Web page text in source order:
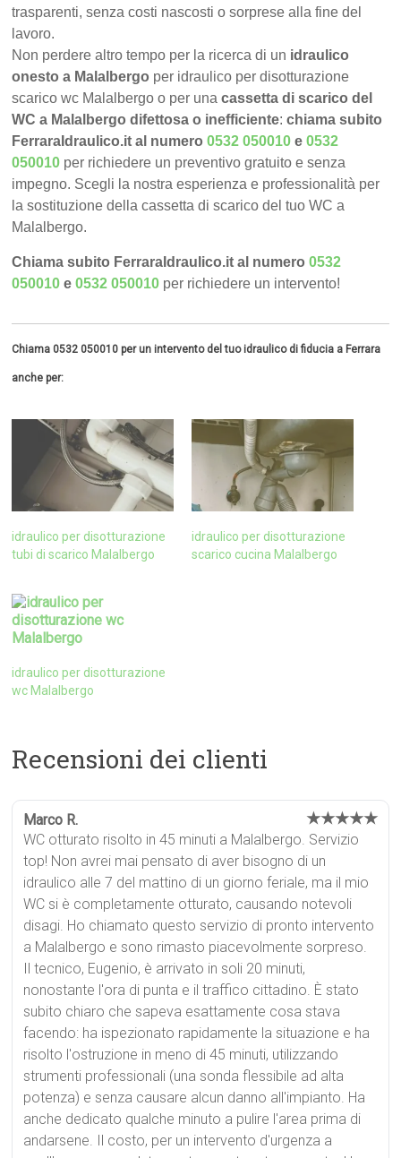
trasparenti, senza costi nascosti o sorprese alla fine del
lavoro.
Non perdere altro tempo per la ricerca di un idraulico
onesto a Malalbergo per idraulico per disotturazione
scarico wc Malalbergo o per unacassetta di scarico del
WC a Malalbergo difettosa o inefficiente:chiama subito
FerraraIdraulico.it al numero0532 050010 e0532
050010 per richiedere un preventivo gratuito e senza
impegno. Scegli la nostra esperienza e professionalità per
la sostituzione della cassetta di scarico del tuo WC a
Malalbergo.
Chiama subito FerraraIdraulico.it al numero0532
050010 e0532 050010 per richiedere un intervento!
Chiama 0532 050010 per un intervento del tuo idraulico di fiducia a Ferrara
anche per:
idraulico per disotturazione
tubi di scarico Malalbergo
idraulico per disotturazione
scarico cucina Malalbergo
idraulico per disotturazione
wc Malalbergo
Recensioni dei clienti
Marco R. ★★★★★
WC otturato risolto in 45 minuti a Malalbergo. Servizio
top! Non avrei mai pensato di aver bisogno di un
idraulico alle 7 del mattino di un giorno feriale, ma il mio
WC si è completamente otturato, causando notevoli
disagi. Ho chiamato questo servizio di pronto intervento
a Malalbergo e sono rimasto piacevolmente sorpreso.
Il tecnico, Eugenio, è arrivato in soli 20 minuti,
nonostante l'ora di punta e il traffico cittadino. È stato
subito chiaro che sapeva esattamente cosa stava
facendo: ha ispezionato rapidamente la situazione e ha
risolto l'ostruzione in meno di 45 minuti, utilizzando
strumenti professionali (una sonda flessibile ad alta
potenza) e senza causare alcun danno all'impianto. Ha
anche dedicato qualche minuto a pulire l'area prima di
andarsene. Il costo, per un intervento d'urgenza a